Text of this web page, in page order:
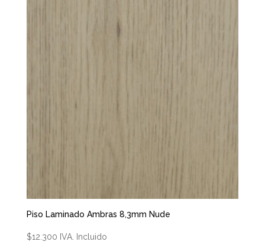
Piso Laminado Ambras 8,3mm Nude
$12.300 IVA. Incluido